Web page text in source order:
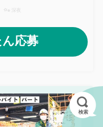
深夜
応募
検索